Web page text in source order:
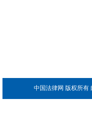
中国法律网 版权所有